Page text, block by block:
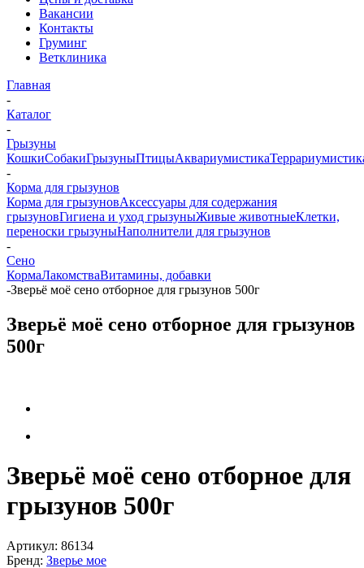
Вакансии
Контакты
Груминг
Ветклиника
Главная
-
Каталог
-
Грызуны
КошкиСобакиГрызуныПтицыАквариумистика
-
Корма для грызунов
Корма для грызуновАксессуары для содержания
грызуновГигиена и уход грызуныЖивые животныеКлетки,
переноски грызуныНаполнители для грызунов
-
Сено
КормаЛакомстваВитамины, добавки
-Зверьё моё сено отборное для грызунов 500г
Зверьё моё сено отборное для грызунов
500г
Зверьё моё сено отборное для
грызунов 500г
Артикул: 86134
Бренд: Зверье мое